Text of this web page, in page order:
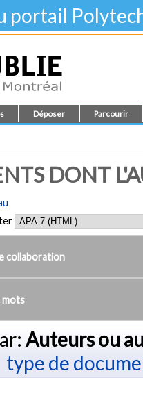
portail
Déposer Parcourir
DONT
collaboration
mots
Auteurs ou
type de